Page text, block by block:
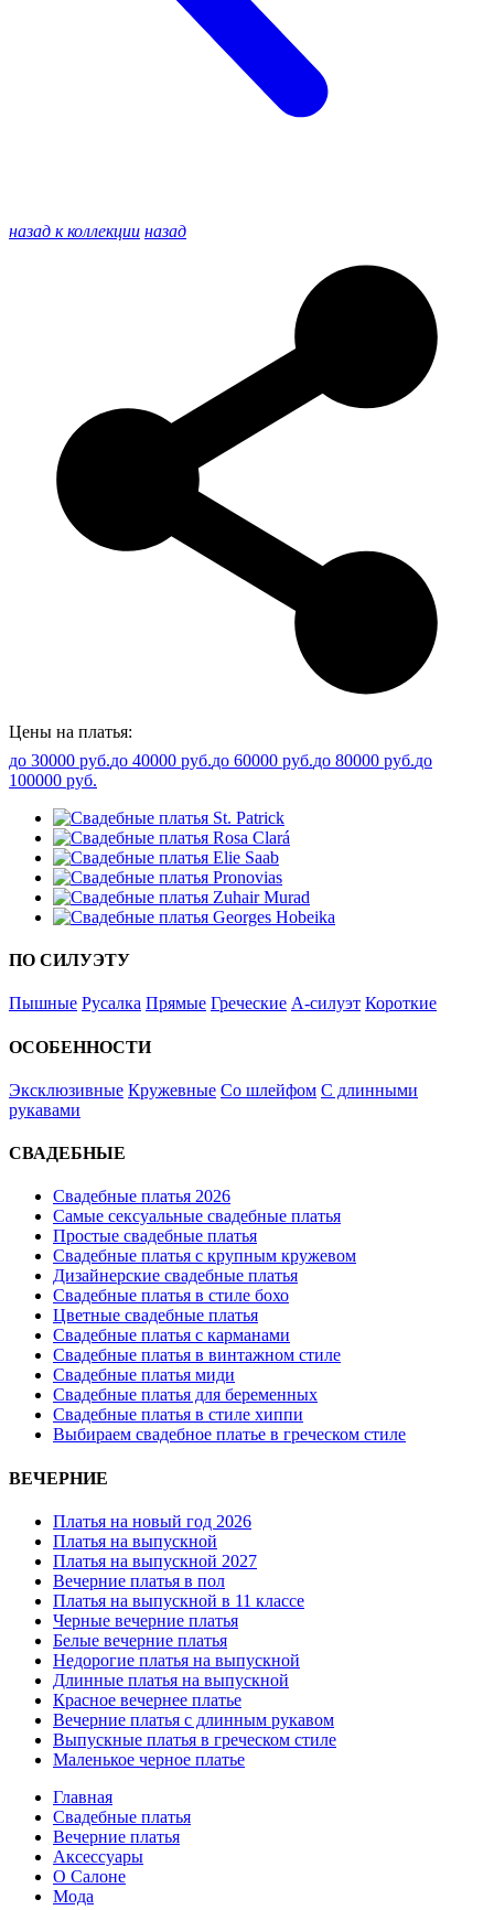
назад к коллекции назад
Цены на платья:
до 30000 руб.до 40000 руб.до 60000 руб.до 80000 руб.до
100000 руб.
ПО СИЛУЭТУ
Пышные Русалка Прямые Греческие А-силуэт Короткие
ОСОБЕННОСТИ
Эксклюзивные Кружевные Со шлейфом С длинными
рукавами
СВАДЕБНЫЕ
Свадебные платья 2026
Самые сексуальные свадебные платья
Простые свадебные платья
Свадебные платья с крупным кружевом
Дизайнерские свадебные платья
Свадебные платья в стиле бохо
Цветные свадебные платья
Свадебные платья с карманами
Свадебные платья в винтажном стиле
Свадебные платья миди
Свадебные платья для беременных
Свадебные платья в стиле хиппи
Выбираем свадебное платье в греческом стиле
ВЕЧЕРНИЕ
Платья на новый год 2026
Платья на выпускной
Платья на выпускной 2027
Вечерние платья в пол
Платья на выпускной в 11 классе
Черные вечерние платья
Белые вечерние платья
Недорогие платья на выпускной
Длинные платья на выпускной
Красное вечернее платье
Вечерние платья с длинным рукавом
Выпускные платья в греческом стиле
Маленькое черное платье
Главная
Свадебные платья
Вечерние платья
Аксессуары
О Салоне
Мода